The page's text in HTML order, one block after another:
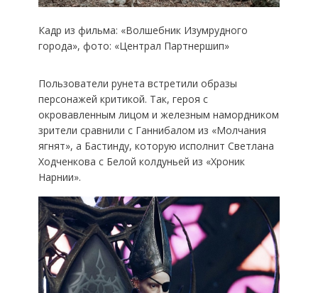
Кадр из фильма: «Волшебник Изумрудного
города», фото: «Централ Партнершип»
Пользователи рунета встретили образы
персонажей критикой. Так, героя с
окровавленным лицом и железным намордником
зрители сравнили с Ганнибалом из «Молчания
ягнят», а Бастинду, которую исполнит Светлана
Ходченкова с Белой колдуньей из «Хроник
Нарнии».